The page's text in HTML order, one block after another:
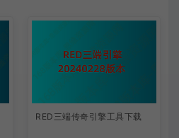
RED三端传奇引擎工具下载